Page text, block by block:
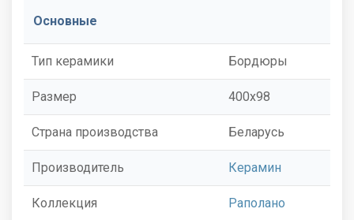
Основные
Тип керамики Бордюры
Размер 400x98
Страна производства Беларусь
Производитель Керамин
Коллекция Раполано